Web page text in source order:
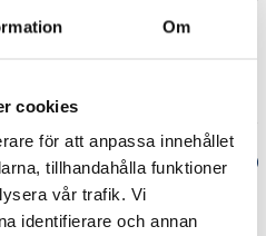
Om
cookies
för att anpassa innehållet
tillhandahålla funktioner
vår trafik. Vi
identifierare och annan
C-kabel, Öronkuddar,
Verified by Trustvoice